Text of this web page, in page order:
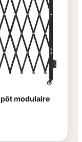
modulaire